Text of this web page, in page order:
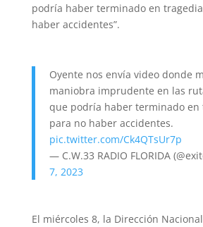
podría haber terminado en
haber accidentes”.
Oyente nos envía video donde
maniobra imprudente en las
que podría haber terminado en
para no haber accidentes.
pic.twitter.com/Ck4QTsUr7p
— C.W.33 RADIO FLORIDA
7, 2023
El miércoles 8, la Dirección